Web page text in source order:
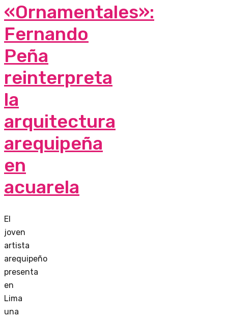
«Ornamentales»:
Fernando
Peña
reinterpreta
la
arquitectura
arequipeña
en
acuarela
El
joven
artista
arequipeño
presenta
en
Lima
una